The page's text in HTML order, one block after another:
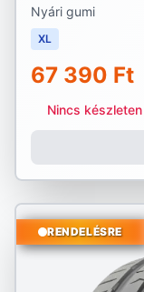
Nyári gumi
XL
67 390 Ft
Nincs készleten
RENDELÉSRE